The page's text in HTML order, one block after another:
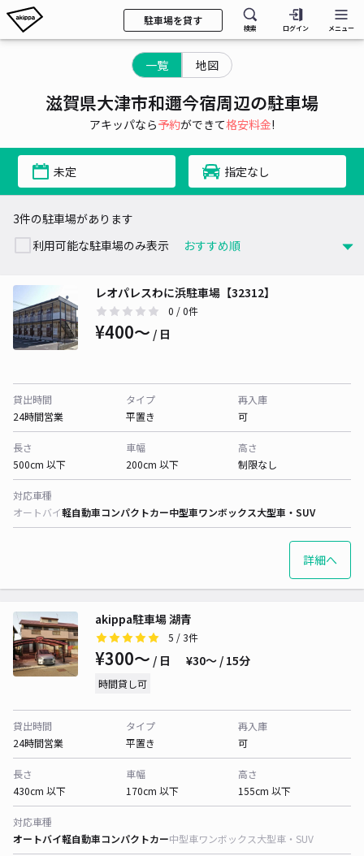
駐車場を貸す
検索 ログイン メニュー
一覧 地図
滋賀県大津市和邇今宿周辺の駐車場
アキッパなら予約ができて格安料金!
未定 指定なし
3件の駐車場があります
利用可能な駐車場のみ表示
レオパレスわに浜駐車場【32312】
0 / 0件
¥400〜 / 日
貸出時間
24時間営業
タイプ
平置き
再入庫
可
長さ
500cm 以下
車幅
200cm 以下
高さ
制限なし
対応車種
オートバイ軽自動車コンパクトカー中型車ワンボックス大型車・SUV
詳細へ
akippa駐車場 湖青
5 / 3件
¥300〜 / 日 ¥30〜 / 15分
時間貸し可
貸出時間
24時間営業
タイプ
平置き
再入庫
可
長さ
430cm 以下
車幅
170cm 以下
高さ
155cm 以下
対応車種
オートバイ軽自動車コンパクトカー中型車ワンボックス大型車・SUV